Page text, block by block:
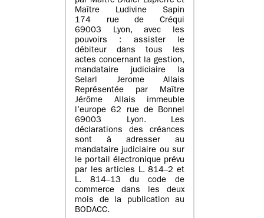
Maître Ludivine Sapin
174 rue de Créqui
69003 Lyon, avec les
pouvoirs : assister le
débiteur dans tous les
actes concernant la gestion,
mandataire judiciaire la
Selarl Jerome Allais
Représentée par Maître
Jérôme Allais immeuble
l’europe 62 rue de Bonnel
69003 Lyon. Les
déclarations des créances
sont à adresser au
mandataire judiciaire ou sur
le portail électronique prévu
par les articles L. 814–2 et
L. 814–13 du code de
commerce dans les deux
mois de la publication au
BODACC.